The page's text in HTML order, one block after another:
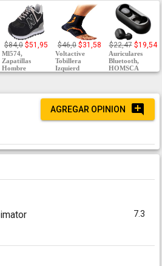
$84,0 $51,95
Ml574,
Zapatillas
Hombre
$46,0 $31,58
Voltactive
Tobillera
Izquierd
$22,47 $19,54
Auriculares
Bluetooth,
HOMSCA
AGREGAR OPINION
7.3